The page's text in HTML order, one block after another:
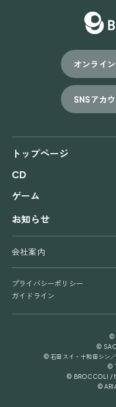
オンライ
SNSアカ
トップページ
CD
ゲーム
お知らせ
会社案内
プライバシーポリシー
ガイドライン
©
©
© 石田スイ・十和田シ
©
© BROCCOLI /
©